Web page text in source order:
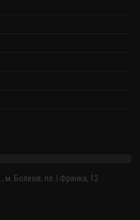
м. Болехів, пл. І.Франка, 12